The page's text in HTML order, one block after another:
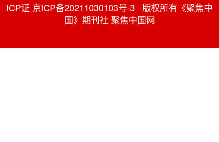
ICP证 京ICP备20211030103号-3 版权所有《聚焦中
国》期刊社 聚焦中国网